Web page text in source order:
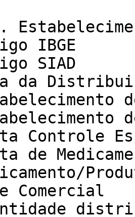
IBGE
SIAD
da
Controle
de
Comercial